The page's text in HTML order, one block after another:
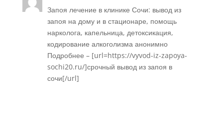
Запоя лечение в клинике Сочи: вывод из
запоя на дому и в стационаре, помощь
нарколога, капельница, детоксикация,
кодирование алкоголизма анонимно
Подробнее – [url=https://vyvod-iz-zapoya-
sochi20.ru/]срочный вывод из запоя в
сочи[/url]